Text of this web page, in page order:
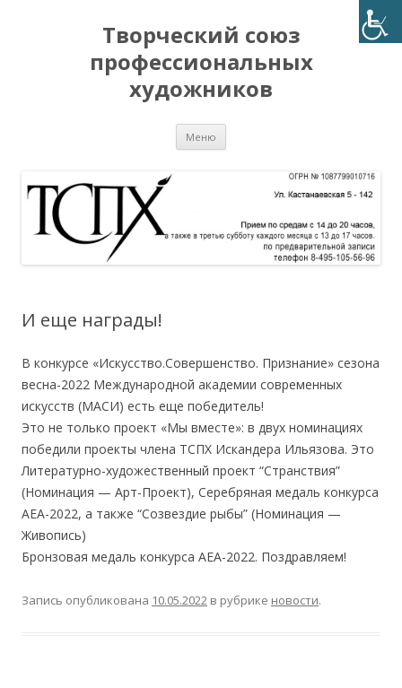
Творческий союз
профессиональных
художников
Меню
И еще награды!
В конкурсе «Искусство.Совершенство. Признание» сезона
весна-2022 Международной академии современных
искусств (МАСИ) есть еще победитель!
Это не только проект «Мы вместе»: в двух номинациях
победили проекты члена ТСПХ Искандера Ильязова. Это
Литературно-художественный проект “Странствия”
(Номинация — Арт-Проект), Серебряная медаль конкурса
АЕА-2022, а также “Созвездие рыбы” (Номинация —
Живопись)
Бронзовая медаль конкурса АЕА-2022. Поздравляем!
Запись опубликована 10.05.2022 в рубрике новости.